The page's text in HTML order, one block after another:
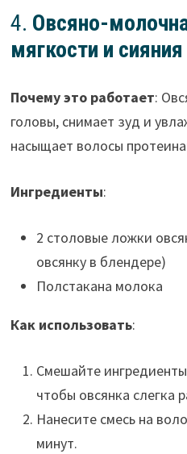
4. Овсяно-
мягкости и сияния
Почему это работает:
головы, снимает зуд и
насыщает волосы
Ингредиенты:
2 столовые ложки
овсянку в блендере)
Полстакана молока
Как использовать:
Смешайте
чтобы овсянка слегка
Нанесите смесь на
минут.